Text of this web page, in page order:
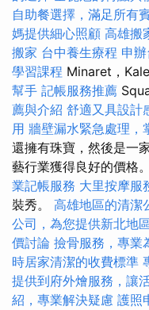
自助餐選擇，滿足所有
媽提供細心照顧 高雄搬
搬家 台中養生療程 申
學習課程 Minaret，
幫手 記帳服務推薦
薦與介紹 舒適又具設計
用 牆壁漏水緊急處理，
還擁有珠寶，然後是一
藝行業獲得良好的價格。
業記帳服務 大里按摩服
裝秀。 高雄地區的清潔
公司，為您提供新北地
價討論 撿骨服務，專業
時居家清潔的收費標準
提供到府外燴服務，讓
紹，專業解決疑慮 護照